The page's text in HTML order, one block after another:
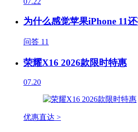
为什么感觉苹果iPhone 11
问答 11
荣耀X16 2026款限时特惠
07.20
优惠直达 >